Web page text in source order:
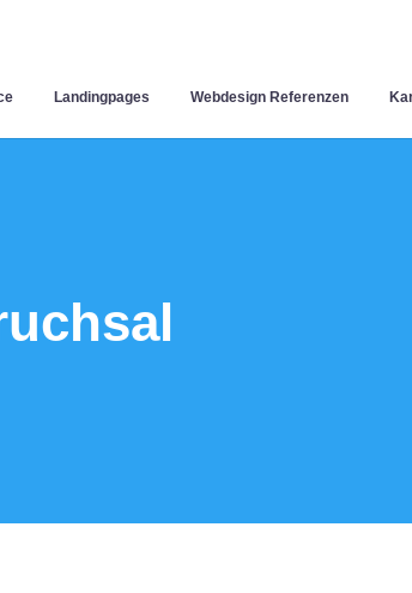
Landingpages Webdesign Referenzen